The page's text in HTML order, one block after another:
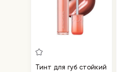
Тинт для губ стойкий